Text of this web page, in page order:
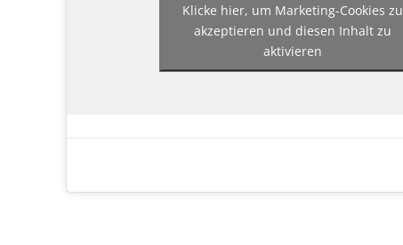
Klicke hier, um Marketing-Cookies zu
akzeptieren und diesen Inhalt zu
aktivieren